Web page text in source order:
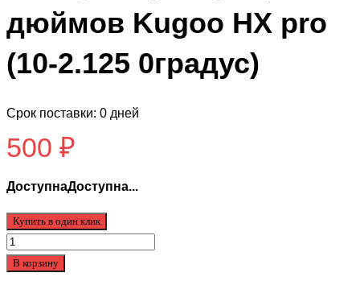
дюймов Kugoo HX pro
(10-2.125 0градус)
Срок поставки: 0 дней
500 ₽
ДоступнаДоступна...
Купить в один клик
Количество
товара
В корзину